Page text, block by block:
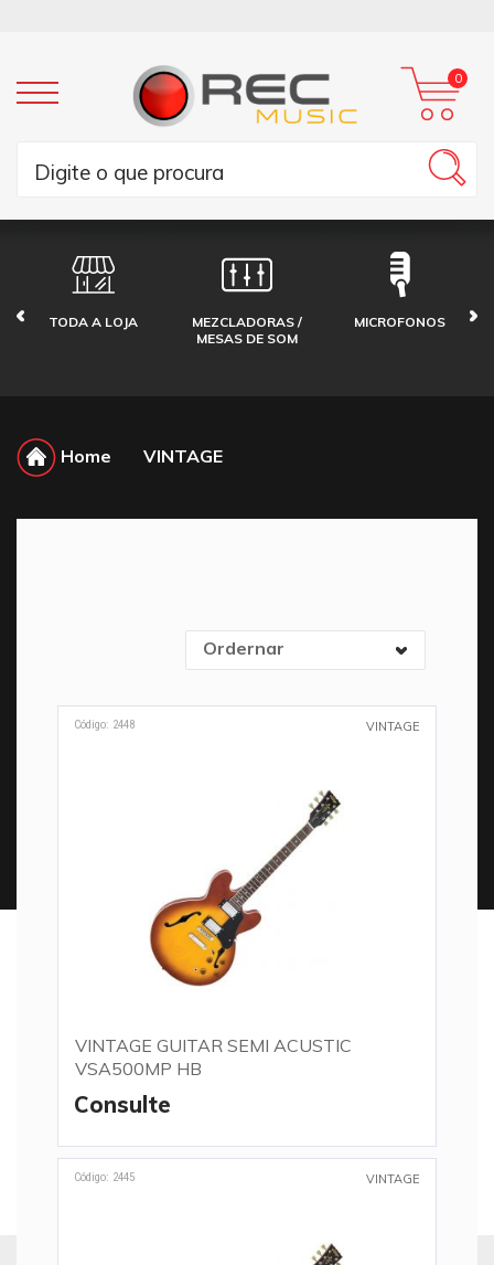
0
TODA A LOJA
MEZCLADORAS /
MESAS DE SOM
MICROFONOS
Home VINTAGE
Ordernar
Código: 2448 VINTAGE
VINTAGE GUITAR SEMI ACUSTIC
VSA500MP HB
Consulte
Código: 2445 VINTAGE